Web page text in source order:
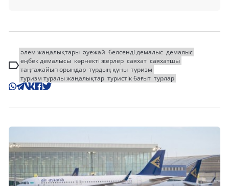
әлем жаңалықтары әуежай белсенді демалыс демалыс
еңбек демалысы көрнекті жерлер саяхат саяхатшы
таңғажайып орындар турдың құны туризм
туризм туралы жаңалықтар туристік бағыт турлар